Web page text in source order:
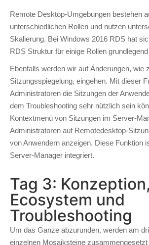
Remote Desktop-Umgebungen bestehen
unterschiedlichen Rollen und nutzen
Skalierung. Bei Windows 2016 RDS hat
RDS Struktur für einige Rollen
Ebenfalls werden wir auf Änderungen, wie
Sitzungsspiegelung, eingehen. Mit dieser
Administratoren die Sitzungen der
dem Troubleshooting sehr nützlich sein
Kontextmenü von Sitzungen im Server-
Administratoren auf Remotedesktop-
von Anwendern anzeigen. Diese Funktion
Server-Manager integriert.
Tag 3: Konzeption,
Ecosystem und
Troubleshooting
Um das Ganze abzurunden, werden am
einzelnen Mosaiksteine